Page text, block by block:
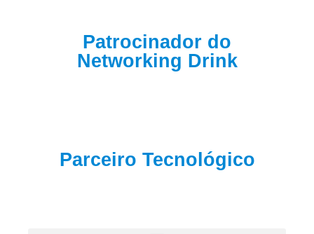
Patrocinador do
Networking Drink
Parceiro Tecnológico